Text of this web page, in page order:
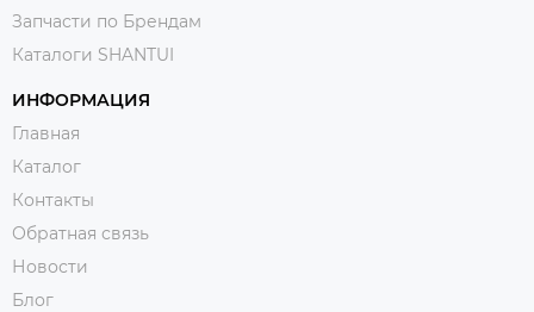
Запчасти по Брендам
Каталоги SHANTUI
ИНФОРМАЦИЯ
Главная
Каталог
Контакты
Обратная связь
Новости
Блог